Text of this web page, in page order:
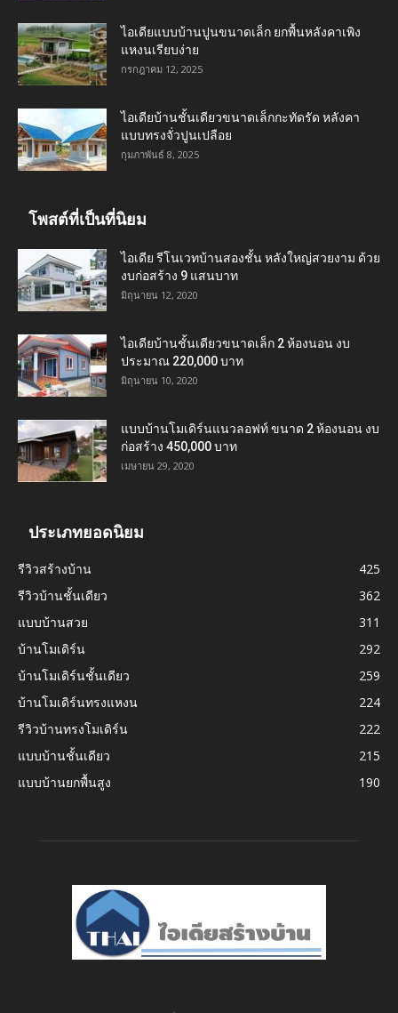
ไอเดียแบบบ้านปูนขนาดเล็ก ยกพื้นหลังคาเพิง
แหงนเรียบง่าย
กรกฎาคม 12, 2025
ไอเดียบ้านชั้นเดียวขนาดเล็กกะทัดรัด หลังคา
แบบทรงจั่วปูนเปลือย
กุมภาพันธ์ 8, 2025
โพสต์ที่เป็นที่นิยม
ไอเดีย รีโนเวทบ้านสองชั้น หลังใหญ่สวยงาม ด้วย
งบก่อสร้าง 9 แสนบาท
มิถุนายน 12, 2020
ไอเดียบ้านชั้นเดียวขนาดเล็ก 2 ห้องนอน งบ
ประมาณ 220,000 บาท
มิถุนายน 10, 2020
แบบบ้านโมเดิร์นแนวลอฟท์ ขนาด 2 ห้องนอน งบ
ก่อสร้าง 450,000 บาท
เมษายน 29, 2020
ประเภทยอดนิยม
รีวิวสร้างบ้าน
425
รีวิวบ้านชั้นเดียว
362
แบบบ้านสวย
311
บ้านโมเดิร์น
292
บ้านโมเดิร์นชั้นเดียว
259
บ้านโมเดิร์นทรงแหงน
224
รีวิวบ้านทรงโมเดิร์น
222
แบบบ้านชั้นเดียว
215
แบบบ้านยกพื้นสูง
190